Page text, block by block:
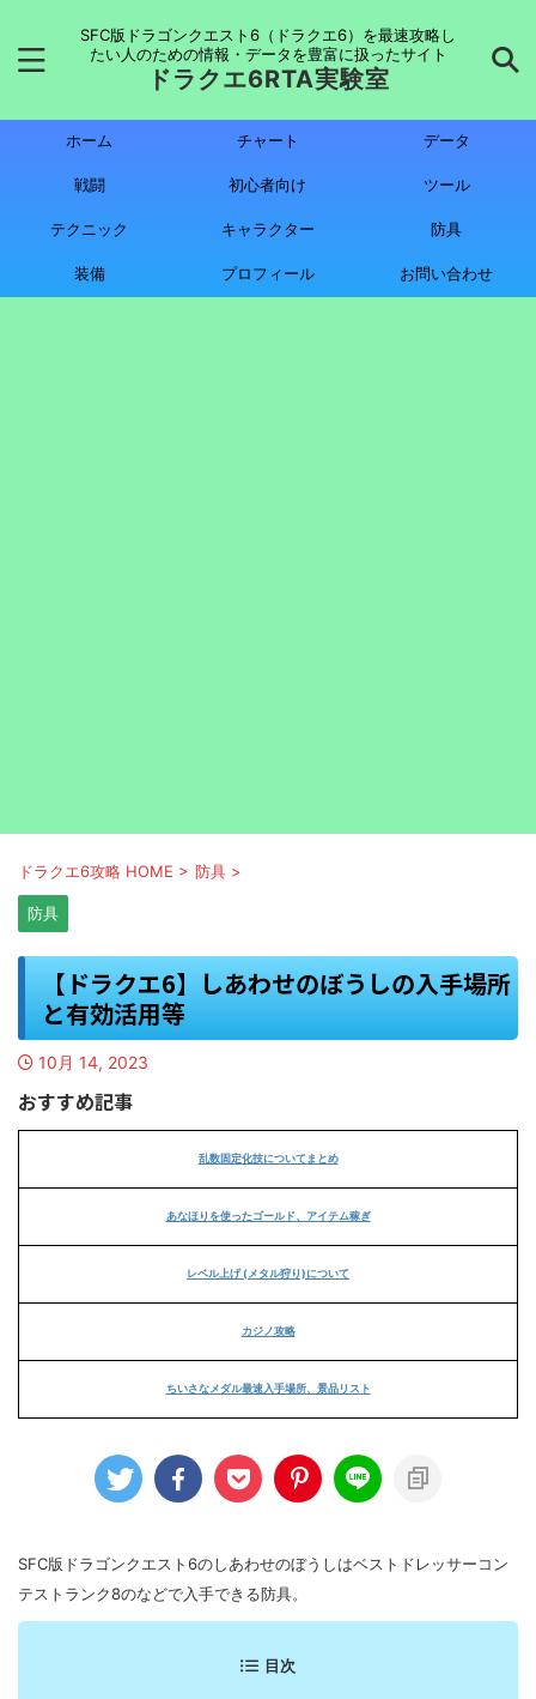
SFC版ドラゴンクエスト6（ドラクエ6）を最速攻略し
たい人のための情報・データを豊富に扱ったサイト
ドラクエ6RTA実験室
ホーム チャート データ
戦闘 初心者向け ツール
テクニック キャラクター 防具
装備 プロフィール お問い合わせ
ドラクエ6攻略 HOME > 防具 >
防具
【ドラクエ6】しあわせのぼうしの入手場所
と有効活用等
10月 14, 2023
おすすめ記事
乱数固定化技についてまとめ
あなほりを使ったゴールド、アイテム稼ぎ
レベル上げ (メタル狩り)について
カジノ攻略
ちいさなメダル最速入手場所、景品リスト
SFC版ドラゴンクエスト6のしあわせのぼうしはベストドレッサーコン
テストランク8のなどで入手できる防具。
目次